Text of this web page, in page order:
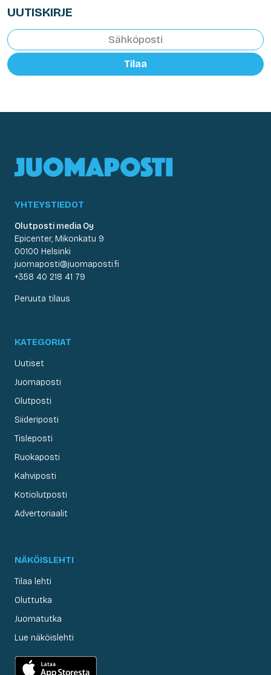
UUTISKIRJE
Tilaa
YHTEYSTIEDOT
Olutposti media Oy
Epicenter, Mikonkatu 9
00100 Helsinki
juomaposti@juomaposti.fi
+358 40 218 41 79
Peruuta tilaus
KATEGORIAT
Uutiset
Juomaposti
Olutposti
Siideriposti
Tisleposti
Ruokaposti
Kahviposti
Kotiolutposti
Advertoriaalit
NÄKÖISLEHTI
Tilaa lehti
Oluttutka
Juomatutka
Lue näköislehti